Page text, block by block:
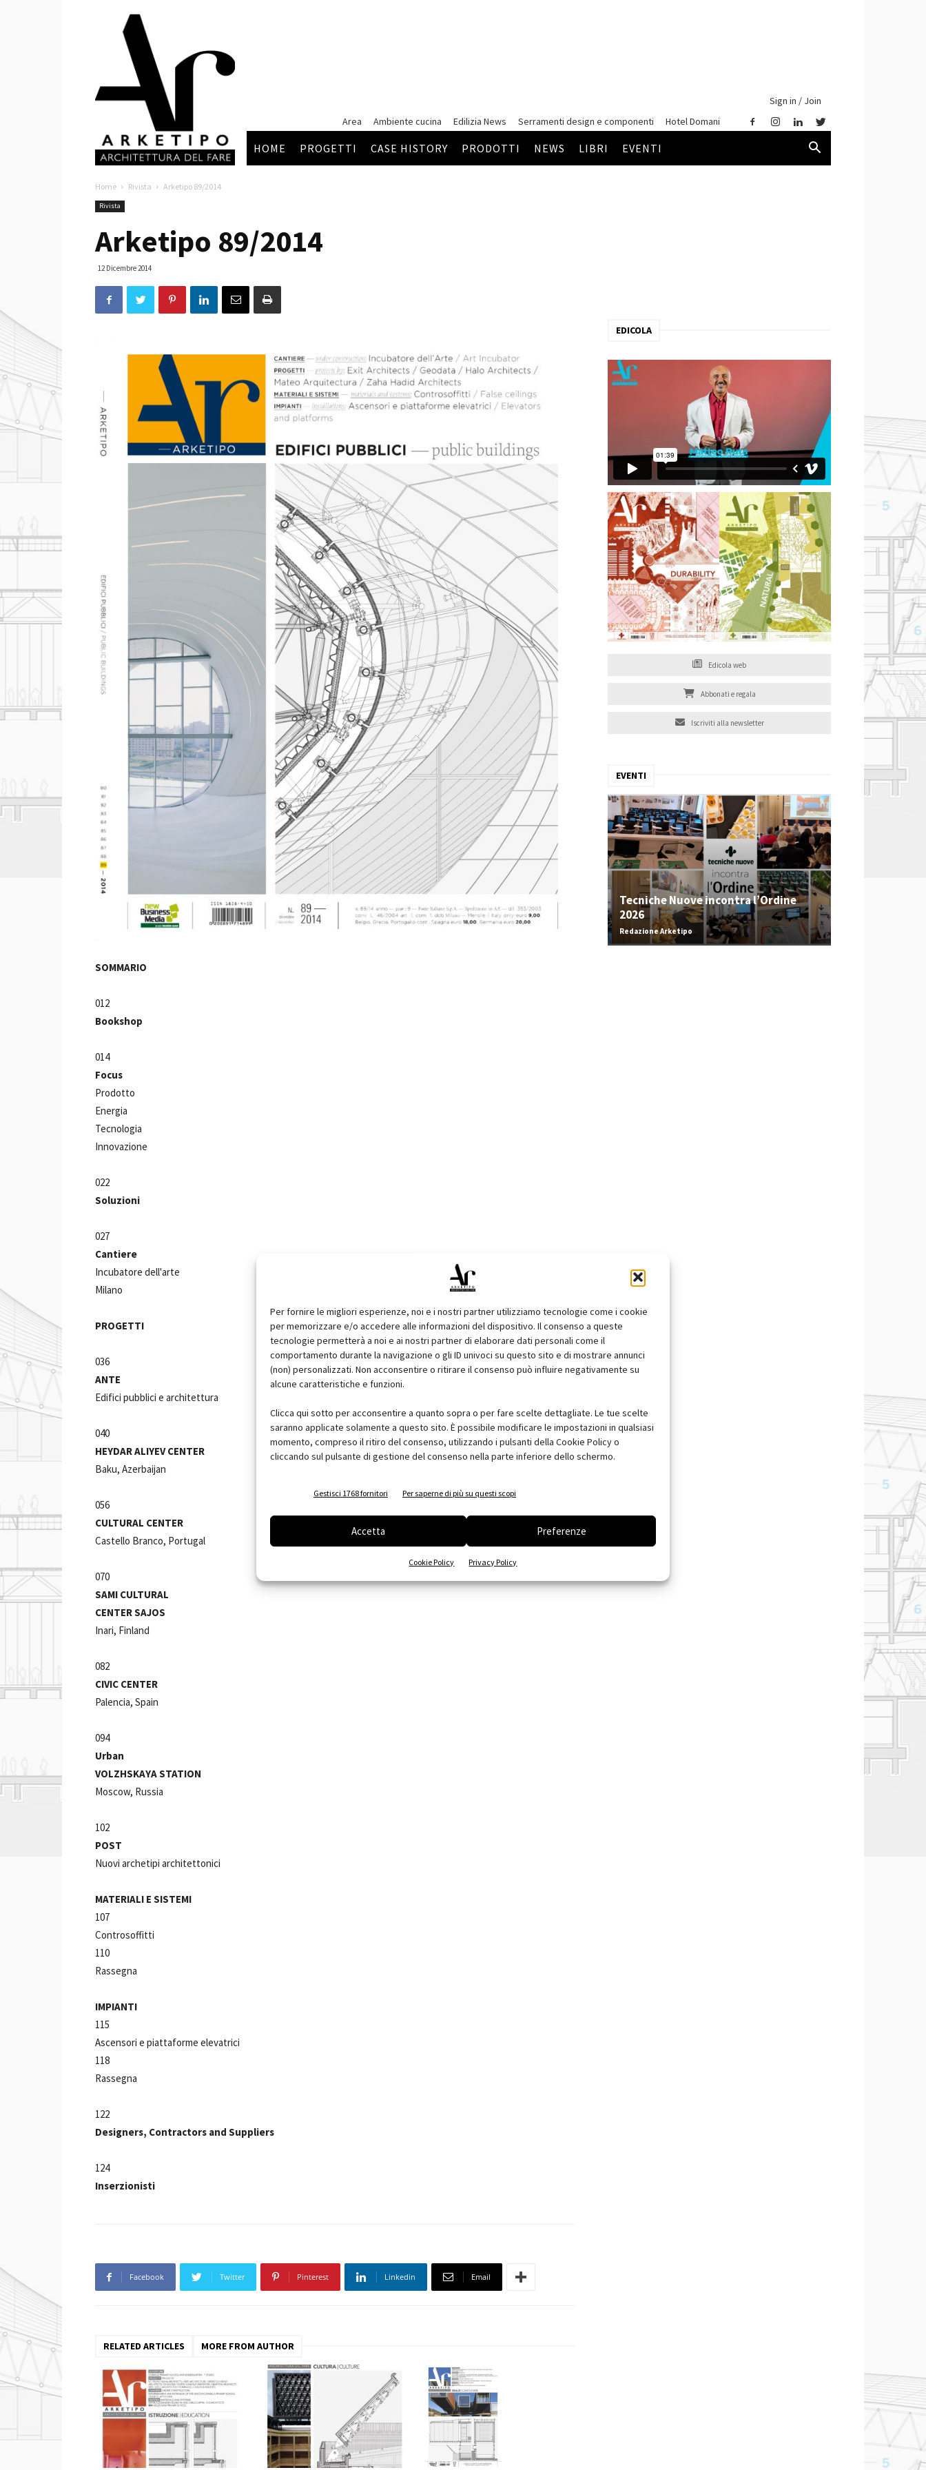
Per fornire le migliori esperienze, noi e i nostri partner utilizziamo tecnologie come i cookie
per memorizzare e/o accedere alle informazioni del dispositivo. Il consenso a queste
tecnologie permetterà a noi e ai nostri partner di elaborare dati personali come il
comportamento durante la navigazione o gli ID univoci su questo sito e di mostrare annunci
(non) personalizzati. Non acconsentire o ritirare il consenso può influire negativamente su
alcune caratteristiche e funzioni.
Clicca qui sotto per acconsentire a quanto sopra o per fare scelte dettagliate. Le tue scelte
saranno applicate solamente a questo sito. È possibile modificare le impostazioni in qualsiasi
momento, compreso il ritiro del consenso, utilizzando i pulsanti della Cookie Policy o
cliccando sul pulsante di gestione del consenso nella parte inferiore dello schermo.
Gestisci 1768 fornitori Per saperne di più su questi scopi
Accetta Preferenze
Cookie Policy Privacy Policy
Arketipo
Sign in / Join
Area
Ambiente cucina Edilizia News Serramenti design e componenti Hotel Domani
HOME PROGETTI CASE HISTORY PRODOTTI NEWS LIBRI EVENTI
Home Rivista Arketipo 89/2014
Rivista
Arketipo 89/2014
12 Dicembre 2014
SOMMARIO
012
Bookshop
014
Focus
Prodotto
Energia
Tecnologia
Innovazione
022
Soluzioni
027
Cantiere
Incubatore dell'arte
Milano
PROGETTI
036
ANTE
Edifici pubblici e architettura
040
HEYDAR ALIYEV CENTER
Baku, Azerbaijan
056
CULTURAL CENTER
Castello Branco, Portugal
070
SAMI CULTURAL
CENTER SAJOS
Inari, Finland
082
CIVIC CENTER
Palencia, Spain
094
Urban
VOLZHSKAYA STATION
Moscow, Russia
102
POST
Nuovi archetipi architettonici
MATERIALI E SISTEMI
107
Controsoffitti
110
Rassegna
IMPIANTI
115
Ascensori e piattaforme elevatrici
118
Rassegna
122
Designers, Contractors and Suppliers
124
Inserzionisti
Facebook Twitter Pinterest Linkedin Email
RELATED ARTICLES MORE FROM AUTHOR
EDICOLA
Edicola web
Abbonati e regala
Iscriviti alla newsletter
EVENTI
Tecniche Nuove incontra l’Ordine
2026
Redazione Arketipo